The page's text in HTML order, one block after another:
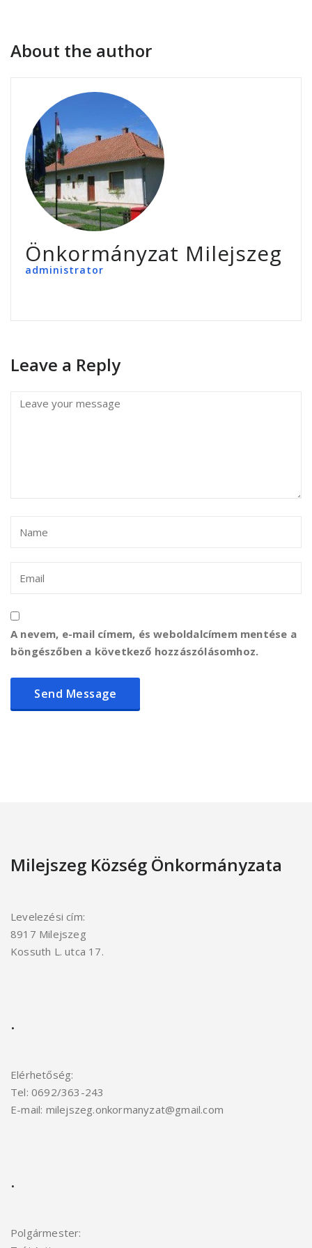
About the author
Önkormányzat Milejszeg
administrator
Leave a Reply
A nevem, e-mail címem, és weboldalcímem mentése a
böngészőben a következő hozzászólásomhoz.
Milejszeg Község Önkormányzata
Levelezési cím:
8917 Milejszeg
Kossuth L. utca 17.
.
Elérhetőség:
Tel: 0692/363-243
E-mail: milejszeg.onkormanyzat@gmail.com
.
Polgármester: